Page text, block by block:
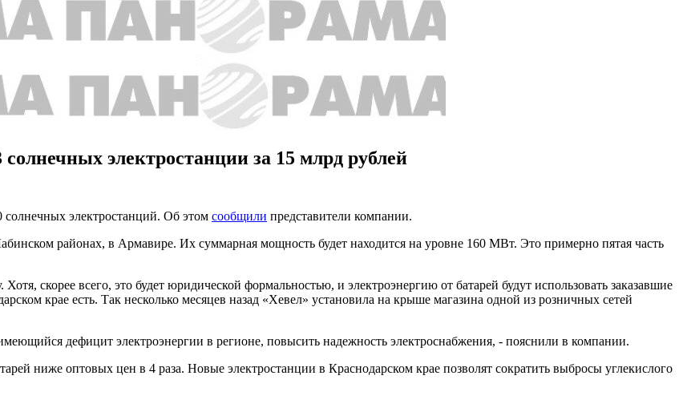
электростанции за 15 млрд рублей
солнечных электростанций. Об этом сообщили представители компании.
районах, в Армавире. Их суммарная мощность будет находится на уровне 160 МВт. Это примерно пятая часть
скорее всего, это будет юридической формальностью, и электроэнергию от батарей будут использовать заказавшие
крае есть. Так несколько месяцев назад «Хевел» установила на крыше магазина одной из розничных сетей
дефицит электроэнергии в регионе, повысить надежность электроснабжения, - пояснили в компании.
ниже оптовых цен в 4 раза. Новые электростанции в Краснодарском крае позволят сократить выбросы углекислого